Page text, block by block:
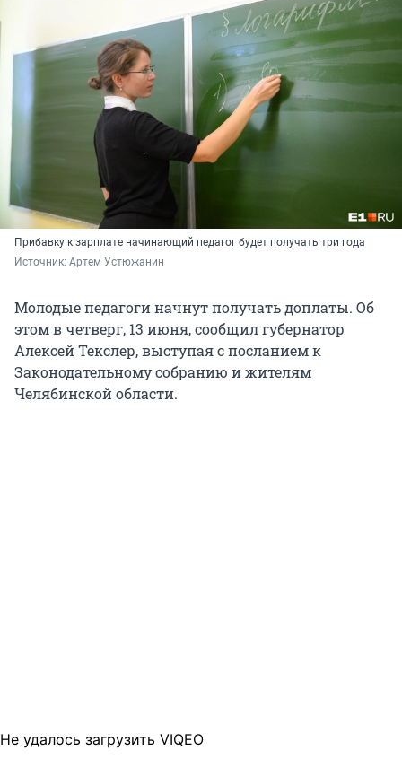
Прибавку к зарплате начинающий педагог будет получать три года
Источник: Артем Устюжанин
Молодые педагоги начнут получать доплаты. Об
этом в четверг, 13 июня, сообщил губернатор
Алексей Текслер, выступая с посланием к
Законодательному собранию и жителям
Челябинской области.
Не удалось загрузить VIQEO